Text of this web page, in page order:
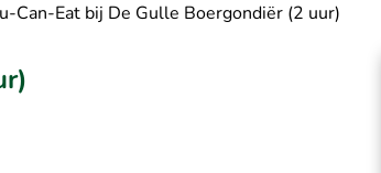
Can-Eat bij De Gulle Boergondiër (2 uur)